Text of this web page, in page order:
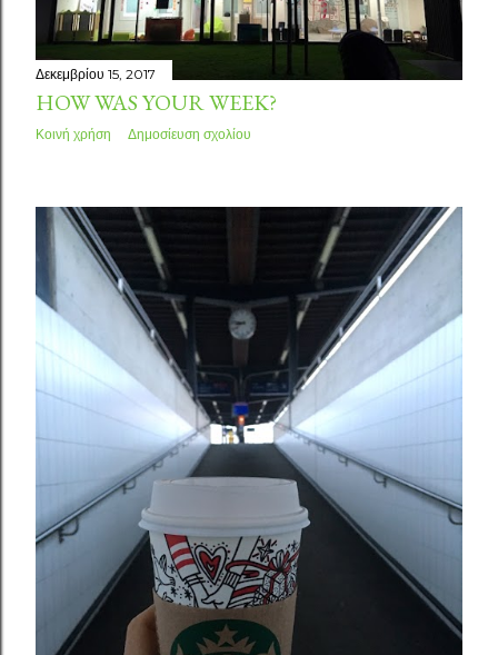
Δεκεμβρίου 15, 2017
HOW WAS YOUR WEEK?
Κοινή χρήση Δημοσίευση σχολίου